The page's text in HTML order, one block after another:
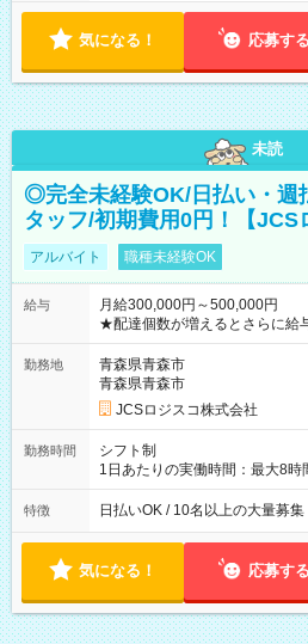
気になる！ 応募する
未読
◎完全未経験OK/日払い・週
タッフ/初期費用0円！【JCS
アルバイト 職種未経験OK
給与
月給300,000円～500,000円
★配達個数が増えるとさらに給
ど！ ・主要都市エリア 月収55万円／週5日稼働 月収65万~112
万円／週6日稼働 ・地方郊外エリア 月収40万円／週5日稼働 月
収40万円~50万円／週6日稼働 ＜モデルイメージ＞ ■月収50万
円 (27歳男性/江東区在住)※元建
(日休み) ■月収80万円(43歳男性/墨田区在住)※元営業 1日200個
勤務地
青森県青森市
青森県青森市
JCSロジスコ株式会社
勤務時間
シフト制
1日あたりの実働時間：最大8
働8時間） ※週5日勤務（場所
によって時間外での勤務可能性
特徴 日払いOK / 10名以上の大量募集
気になる！ 応募する